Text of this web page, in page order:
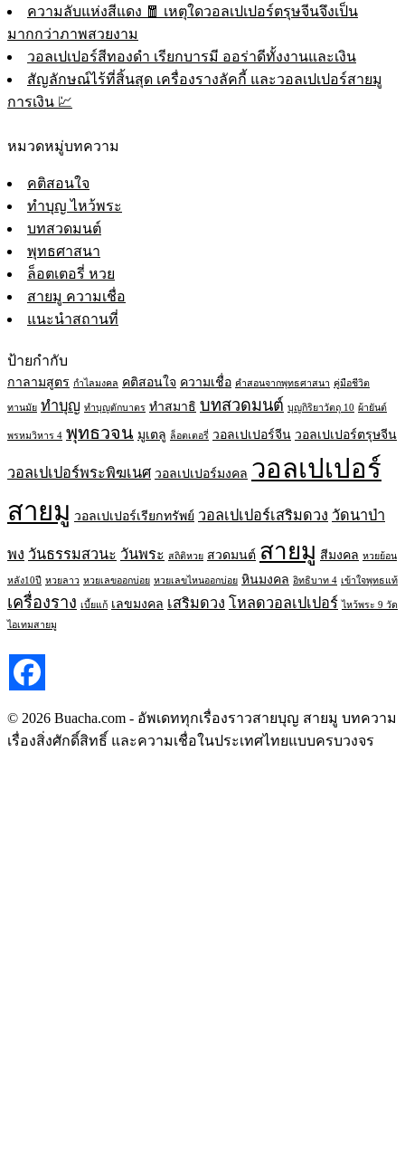
ความลับแห่งสีแดง 🧧 เหตุใดวอลเปเปอร์ตรุษจีนจึงเป็น
มากกว่าภาพสวยงาม
วอลเปเปอร์สีทองดำ เรียกบารมี ออร่าดีทั้งงานและเงิน
สัญลักษณ์ไร้ที่สิ้นสุด เครื่องรางลัคกี้ และวอลเปเปอร์สายมู
การเงิน 💹
หมวดหมู่บทความ
คติสอนใจ
ทำบุญ ไหว้พระ
บทสวดมนต์
พุทธศาสนา
ล็อตเตอรี่ หวย
สายมู ความเชื่อ
แนะนำสถานที่
ป้ายกำกับ
กาลามสูตร กำไลมงคล คติสอนใจ ความเชื่อ คำสอนจากพุทธศาสนา คู่มือชีวิต
ทานมัย ทำบุญ ทำบุญตักบาตร ทำสมาธิ บทสวดมนต์ บุญกิริยาวัตถุ 10 ผ้ายันต์
พรหมวิหาร 4 พุทธวจน มูเตลู ล็อตเตอรี่ วอลเปเปอร์จีน วอลเปเปอร์ตรุษจีน
วอลเปเปอร์พระพิฆเนศ วอลเปเปอร์มงคล วอลเปเปอร์
สายมู วอลเปเปอร์เรียกทรัพย์ วอลเปเปอร์เสริมดวง วัดนาป่า
พง วันธรรมสวนะ วันพระ สถิติหวย สวดมนต์ สายมู สีมงคล หวยย้อน
หลัง10ปี หวยลาว หวยเลขออกบ่อย หวยเลขไหนออกบ่อย หินมงคล อิทธิบาท 4 เข้าใจพุทธแท้
เครื่องราง เบี้ยแก้ เลขมงคล เสริมดวง โหลดวอลเปเปอร์ ไหว้พระ 9 วัด
ไอเทมสายมู
© 2026 Buacha.com - อัพเดททุกเรื่องราวสายบุญ สายมู บทความ
เรื่องสิ่งศักดิ์สิทธิ์ และความเชื่อในประเทศไทยแบบครบวงจร